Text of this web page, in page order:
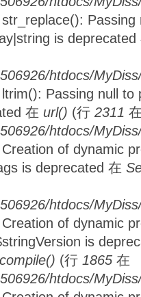
is
htdocs/
Passing null to
在 url() (行 2311
htdocs/
of dynamic
is deprecated 在
htdocs/
of dynamic
is
(行 1865 在
htdocs/